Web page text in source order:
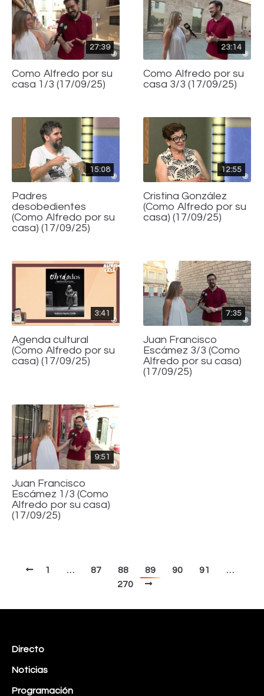
27:39
Como Alfredo por su
casa 1/3 (17/09/25)
23:14
Como Alfredo por su
casa 3/3 (17/09/25)
15:08
Padres
desobedientes
(Como Alfredo por su
casa) (17/09/25)
12:55
Cristina González
(Como Alfredo por su
casa) (17/09/25)
3:41
Agenda cultural
(Como Alfredo por su
casa) (17/09/25)
7:35
Juan Francisco
Escámez 3/3 (Como
Alfredo por su casa)
(17/09/25)
9:51
Juan Francisco
Escámez 1/3 (Como
Alfredo por su casa)
(17/09/25)
1 … 87 88 89 90 91
…
270
Directo
Noticias
Programación